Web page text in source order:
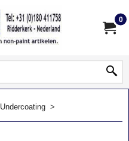
0
Undercoating >